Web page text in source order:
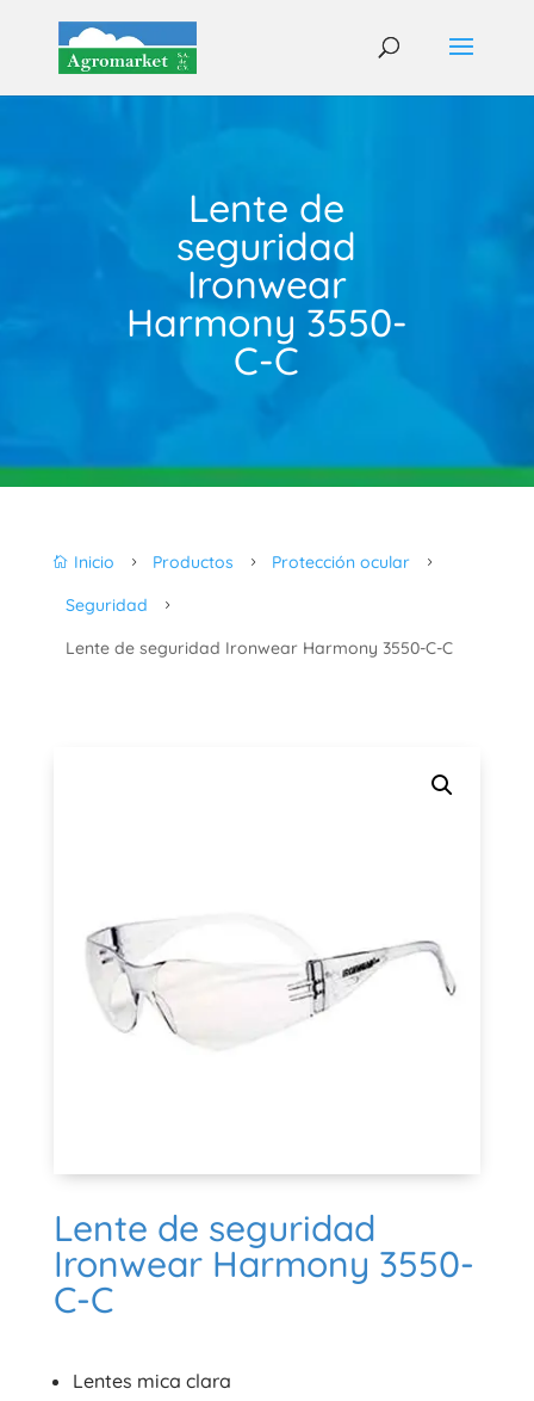
Lente de
seguridad
Ironwear
Harmony 3550-
C-C
 Inicio 5 Productos 5 Protección ocular 5
Seguridad 5
Lente de seguridad Ironwear Harmony 3550-C-C
Lente de seguridad
Ironwear Harmony 3550-
C-C
Lentes mica clara